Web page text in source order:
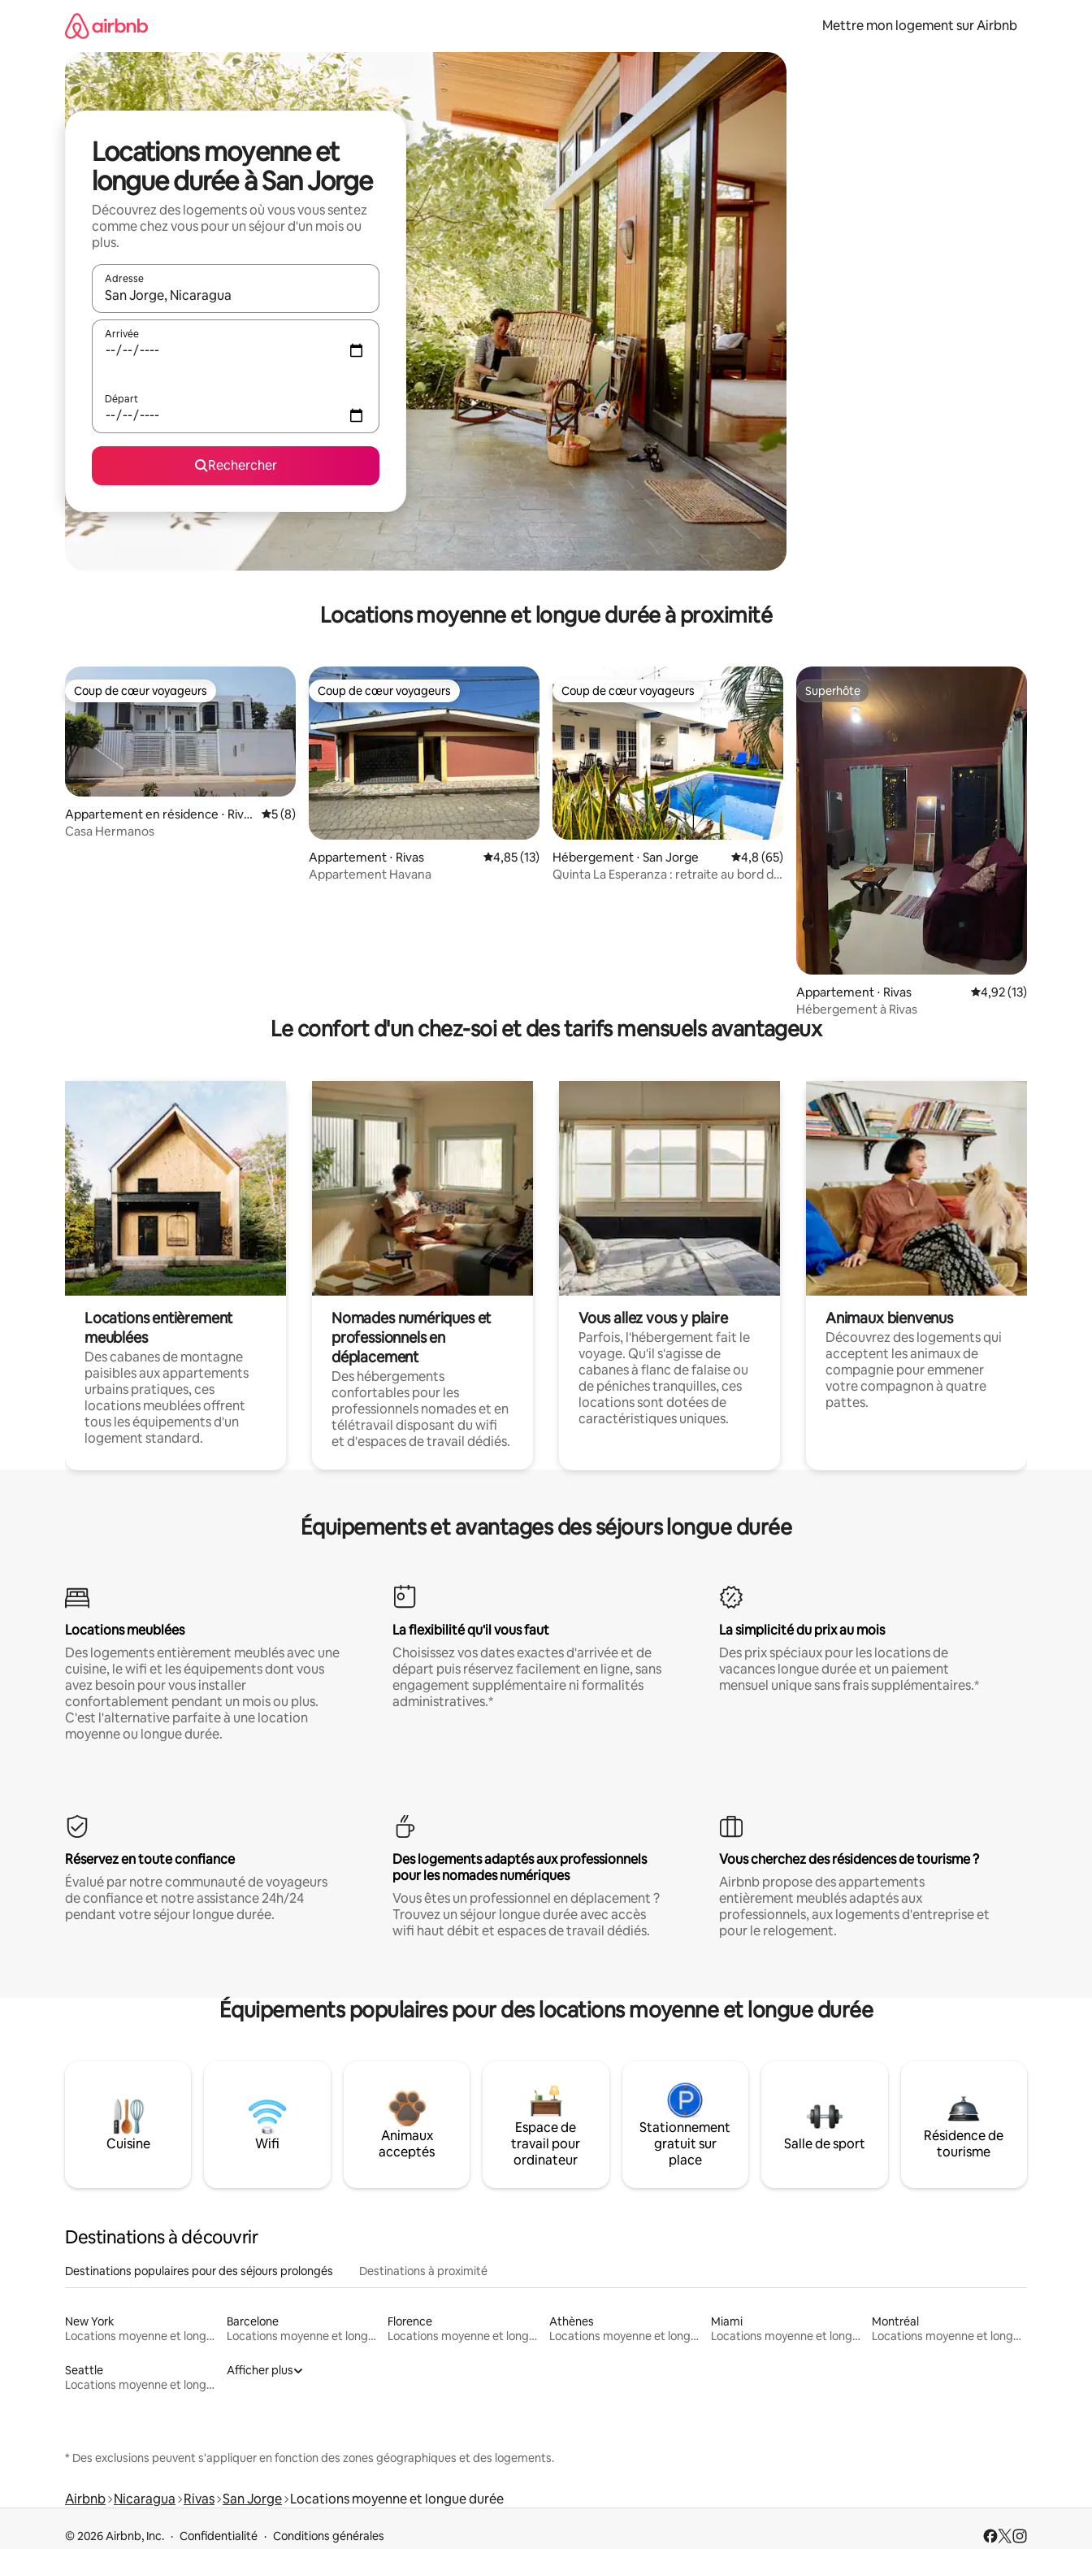
Mettre mon logement sur Airbnb
Locations moyenne et
longue durée à San Jorge
Découvrez des logements où vous vous sentez
comme chez vous pour un séjour d'un mois ou
plus.
Adresse
Lorsque les résultats s'affichent, utilisez les flèches vers le haut et vers le bas pour les parcourir ou en appuyant et en faisant glisser.
Arrivée
Départ
Rechercher
Locations moyenne et longue durée à proximité
Coup de cœur voyageurs
Coup de cœur voyageurs
Appartement en résidence ⋅ Riva
s
Évaluation moyenne sur la base de 8 commentaires : 5 sur 5
5 (8)
Casa Hermanos
Coup de cœur voyageurs
Coup de cœur voyageurs
Appartement ⋅ Rivas Évaluation moyenne sur la base de 13 commentaires : 4,85 sur 5
4,85 (13)
Appartement Havana
Coup de cœur voyageurs
Coup de cœur voyageurs
Hébergement ⋅ San Jorge Évaluation moyenne sur la base de 65 commentaires : 4,8 sur 5
4,8 (65)
Quinta La Esperanza : retraite au bord du
Superhôte
Superhôte
Appartement ⋅ Rivas Évaluation moyenne
4,92 (13)
Hébergement à Rivas
Le confort d'un chez-soi et des tarifs mensuels avantageux
Locations entièrement
meublées
Des cabanes de montagne
paisibles aux appartements
urbains pratiques, ces
locations meublées offrent
tous les équipements d'un
logement standard.
Nomades numériques et
professionnels en
déplacement
Des hébergements
confortables pour les
professionnels nomades et en
télétravail disposant du wifi
et d'espaces de travail dédiés.
Vous allez vous y plaire
Parfois, l'hébergement fait le
voyage. Qu'il s'agisse de
cabanes à flanc de falaise ou
de péniches tranquilles, ces
locations sont dotées de
caractéristiques uniques.
Animaux bienvenus
Découvrez des logements qui
acceptent les animaux de
compagnie pour emmener
votre compagnon à quatre
pattes.
Équipements et avantages des séjours longue durée
Locations meublées
Des logements entièrement meublés avec une
cuisine, le wifi et les équipements dont vous
avez besoin pour vous installer
confortablement pendant un mois ou plus.
C'est l'alternative parfaite à une location
moyenne ou longue durée.
La flexibilité qu'il vous faut
Choisissez vos dates exactes d'arrivée et de
départ puis réservez facilement en ligne, sans
engagement supplémentaire ni formalités
administratives.*
La simplicité du prix au mois
Des prix spéciaux pour les locations de
vacances longue durée et un paiement
mensuel unique sans frais supplémentaires.*
Réservez en toute confiance
Évalué par notre communauté de voyageurs
de confiance et notre assistance 24h/24
pendant votre séjour longue durée.
Des logements adaptés aux professionnels
pour les nomades numériques
Vous êtes un professionnel en déplacement ?
Trouvez un séjour longue durée avec accès
wifi haut débit et espaces de travail dédiés.
Vous cherchez des résidences de tourisme ?
Airbnb propose des appartements
entièrement meublés adaptés aux
professionnels, aux logements d'entreprise et
pour le relogement.
Équipements populaires pour des locations moyenne et longue durée
Cuisine Wifi
Animaux
acceptés
Espace de
travail pour
ordinateur
Stationnement
gratuit sur
place
Salle de sport
Résidence de
tourisme
Destinations à découvrir
Destinations populaires pour des séjours prolongés Destinations à proximité
New York
Locations moyenne et longue durée
Barcelone
Locations moyenne et longue durée
Florence
Locations moyenne et longue durée
Athènes
Locations moyenne et longue durée
Miami
Locations moyenne et longue durée
Montréal
Locations moyenne et longue durée
Seattle
Locations moyenne et longue durée
Afficher plus
* Des exclusions peuvent s'appliquer en fonction des zones géographiques et des logements.
Airbnb Nicaragua Rivas San Jorge Locations moyenne et longue durée
© 2026 Airbnb, Inc. Confidentialité Conditions générales